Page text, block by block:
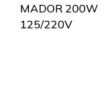
MADOR 200W
125/220V